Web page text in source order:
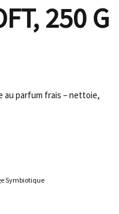
250 G
au parfum frais – nettoie,
Symbiotique